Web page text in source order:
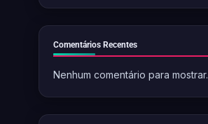
Comentários Recentes
Nenhum comentário para mostrar.